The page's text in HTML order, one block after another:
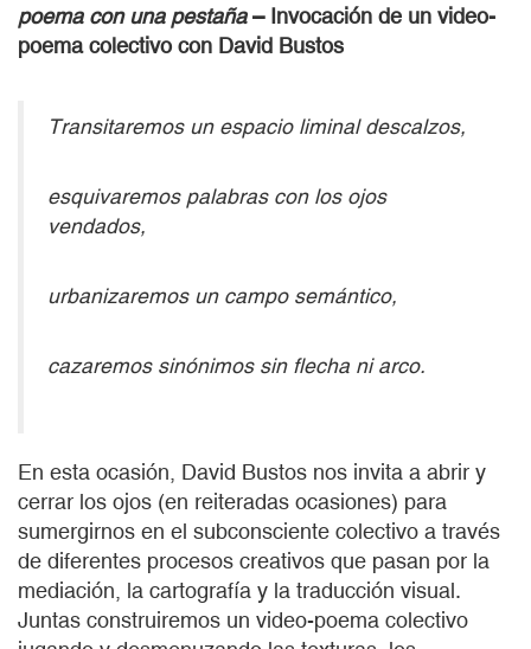
poema con una pestaña– Invocación de un video-
poema colectivo con David Bustos
Transitaremos un espacio liminal descalzos,
esquivaremos palabras con los ojos
vendados,
urbanizaremos un campo semántico,
cazaremos sinónimos sin flecha ni arco.
En esta ocasión, David Bustos nos invita a abrir y
cerrar los ojos (en reiteradas ocasiones) para
sumergirnos en el subconsciente colectivo a través
de diferentes procesos creativos que pasan por la
mediación, la cartografía y la traducción visual.
Juntas construiremos un video-poema colectivo